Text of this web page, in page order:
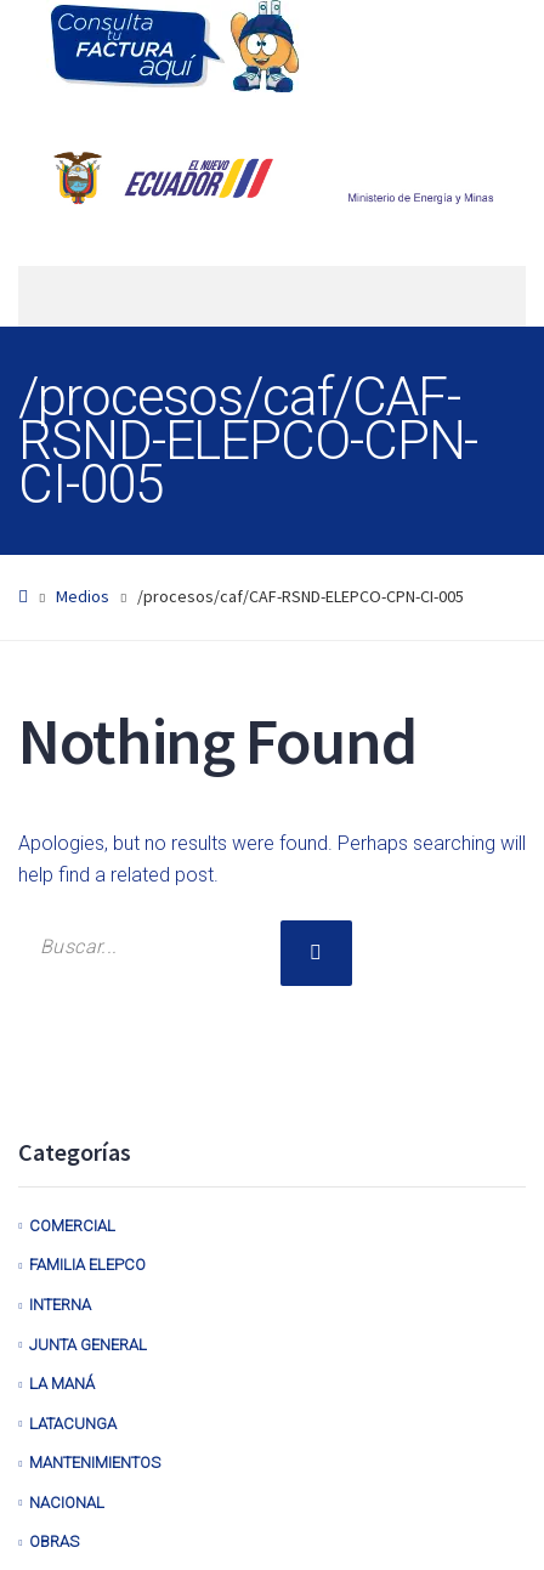
/procesos/caf/CAF-
RSND-ELEPCO-CPN-
CI-005
Medios /procesos/caf/CAF-RSND-ELEPCO-CPN-CI-005
Nothing Found
Apologies, but no results were found. Perhaps searching will
help find a related post.
Categorías
COMERCIAL
FAMILIA ELEPCO
INTERNA
JUNTA GENERAL
LA MANÁ
LATACUNGA
MANTENIMIENTOS
NACIONAL
OBRAS